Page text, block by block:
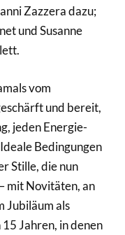
Zazzera dazu;
und Susanne
vom
und bereit,
jeden Energie-
Bedingungen
Stille, die nun
mit Novitäten, an
Jubiläum als
Jahren, in denen